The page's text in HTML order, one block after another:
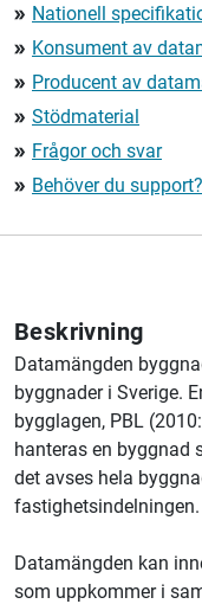
double_arrow Nationell
double_arrow Konsument av
double_arrow Producent av
double_arrow Stödmaterial
double_arrow Frågor och svar
double_arrow Behöver du support?
Beskrivning
Datamängden
byggnader i Sverige.
bygglagen, PBL
hanteras en byggnad
det avses hela
fastighetsindelningen.
Datamängden kan
som uppkommer i